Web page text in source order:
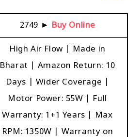
₹2749 ► Buy Online
High Air Flow | Made in
Bharat | Amazon Return: 10
Days | Wider Coverage |
Motor Power: 55W | Full
Warranty: 1+1 Years | Max
RPM: 1350W | Warranty on